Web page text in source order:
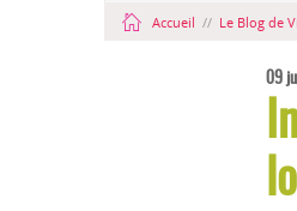
Accueil // Le Blog de
09